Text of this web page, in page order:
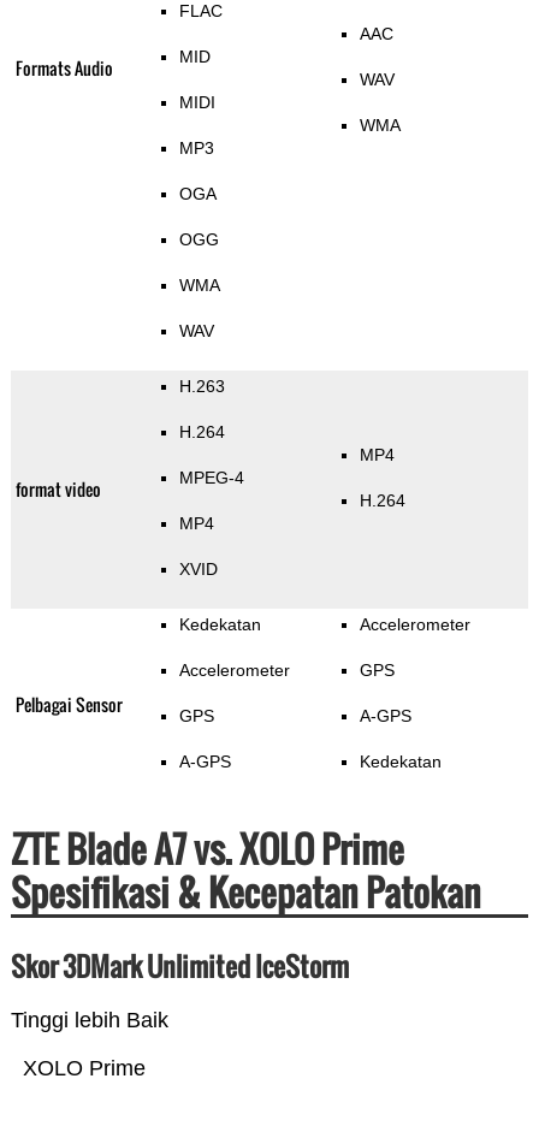
Formats Audio
FLAC
MID
MIDI
MP3
OGA
OGG
WMA
WAV
AAC
WAV
WMA
format video
H.263
H.264
MPEG-4
MP4
XVID
MP4
H.264
Pelbagai Sensor
Kedekatan
Accelerometer
GPS
A-GPS
Accelerometer
GPS
A-GPS
Kedekatan
ZTE Blade A7 vs. XOLO Prime
Spesifikasi & Kecepatan Patokan
Skor 3DMark Unlimited IceStorm
Tinggi lebih Baik
XOLO Prime